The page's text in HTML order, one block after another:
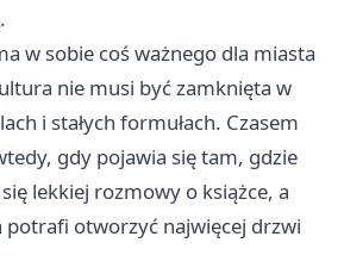
w sobie coś ważnego dla miasta
nie musi być zamknięta w
i stałych formułach. Czasem
gdy pojawia się tam, gdzie
lekkiej rozmowy o książce, a
potrafi otworzyć najwięcej drzwi